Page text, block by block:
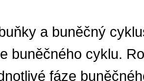
a buněčný
buněčného cyklu.
fáze